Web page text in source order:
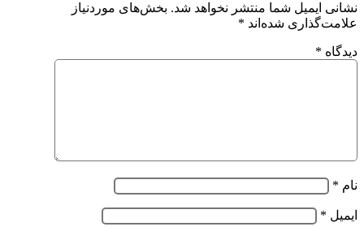
نشانی ایمیل شما منتشر نخواهد شد. بخش‌های موردنیاز
علامت‌گذاری شده‌اند *
دیدگاه *
نام *
ایمیل *